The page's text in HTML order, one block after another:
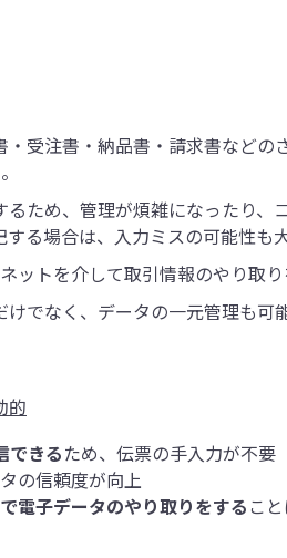
受注書・納品書・請求書などの
ため、管理が煩雑になったり、
る場合は、入力ミスの可能性も大
ットを介して取引情報のやり取り
でなく、データの一元管理も可能
的
できるため、伝票の手入力が不要
の信頼度が向上
電子データのやり取りをする こ